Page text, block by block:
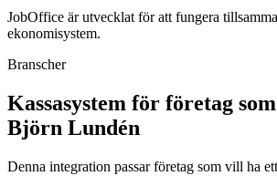
JobOffice är utvecklat för att fungera
ekonomisystem.
Branscher
Kassasystem för företag
Björn Lundén
Denna integration passar företag som vill ha